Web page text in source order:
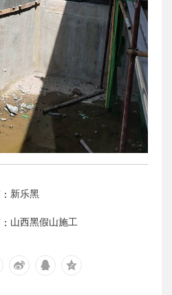
新乐黑
山西黑假山施工